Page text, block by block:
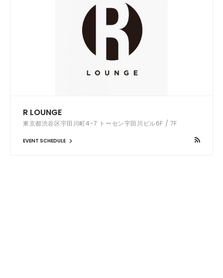
R LOUNGE
東京都渋谷区宇田川町4-7 トーセン宇田川ビル6F / 7F
EVENT SCHEDULE